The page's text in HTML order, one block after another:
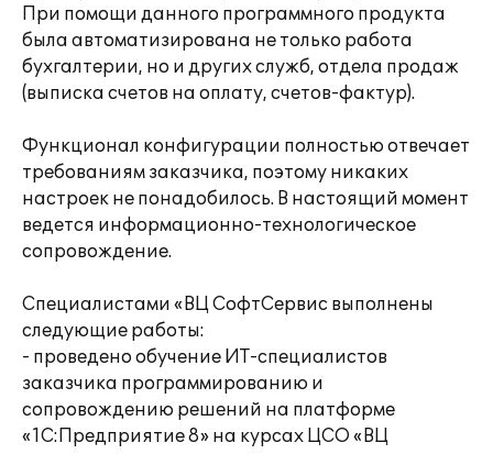
При помощи данного программного продукта
была автоматизирована не только работа
бухгалтерии, но и других служб, отдела продаж
(выписка счетов на оплату, счетов-фактур).
Функционал конфигурации полностью отвечает
требованиям заказчика, поэтому никаких
настроек не понадобилось. В настоящий момент
ведется информационно-технологическое
сопровождение.
Специалистами «ВЦ СофтСервис выполнены
следующие работы:
- проведено обучение ИТ-специалистов
заказчика программированию и
сопровождению решений на платформе
«1С:Предприятие 8» на курсах ЦСО «ВЦ